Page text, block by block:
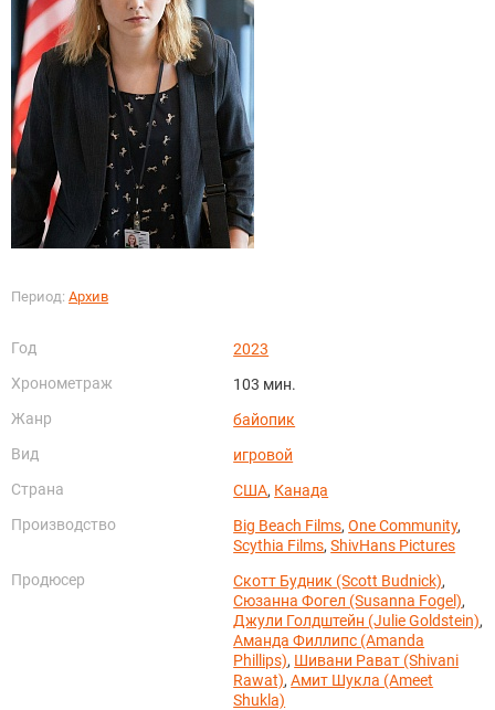
Период: Архив
Год
2023
Хронометраж
103 мин.
Жанр
байопик
Вид
игровой
Страна
США, Канада
Производство
Big Beach Films,One Community,
Scythia Films,ShivHans Pictures
Продюсер
Скотт Будник (Scott Budnick),
Сюзанна Фогел (Susanna Fogel),
Джули Голдштейн (Julie Goldstein),
Аманда Филлипс (Amanda
Phillips), Шивани Рават (Shivani
Rawat),Амит Шукла (Ameet
Shukla)